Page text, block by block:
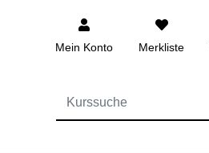
Mein Konto Merkliste